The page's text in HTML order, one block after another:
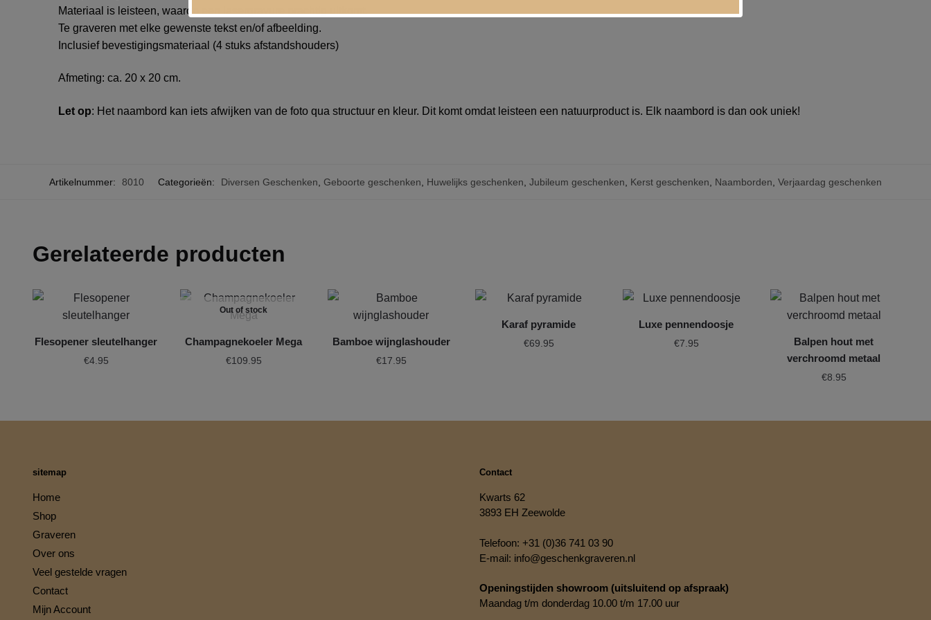
Materiaal is leisteen, waarop een lasergravure prachtig uitkomt.
Te graveren met elke gewenste tekst en/of afbeelding.
Inclusief bevestigingsmateriaal (4 stuks afstandshouders)
Afmeting: ca. 20 x 20 cm.
Let op: Het naambord kan iets afwijken van de foto qua structuur en kleur. Dit komt omdat leisteen een natuurproduct is. Elk naambord is dan ook uniek!
Artikelnummer: 8010 Categorieën: Diversen Geschenken, Geboorte geschenken, Huwelijks geschenken, Jubileum geschenken, Kerst geschenken, Naamborden, Verjaardag geschenken
Gerelateerde producten
Flesopener sleutelhanger
€4.95
Out of stock
Champagnekoeler Mega
€109.95
Bamboe wijnglashouder
€17.95
Karaf pyramide
€69.95
Luxe pennendoosje
€7.95
Balpen hout met
verchroomd metaal
€8.95
sitemap
Home
Shop
Graveren
Over ons
Veel gestelde vragen
Contact
Mijn Account
Contact
Kwarts 62
3893 EH Zeewolde
Telefoon: +31 (0)36 741 03 90
E-mail: info@geschenkgraveren.nl
Openingstijden showroom (uitsluitend op afspraak)
Maandag t/m donderdag 10.00 t/m 17.00 uur